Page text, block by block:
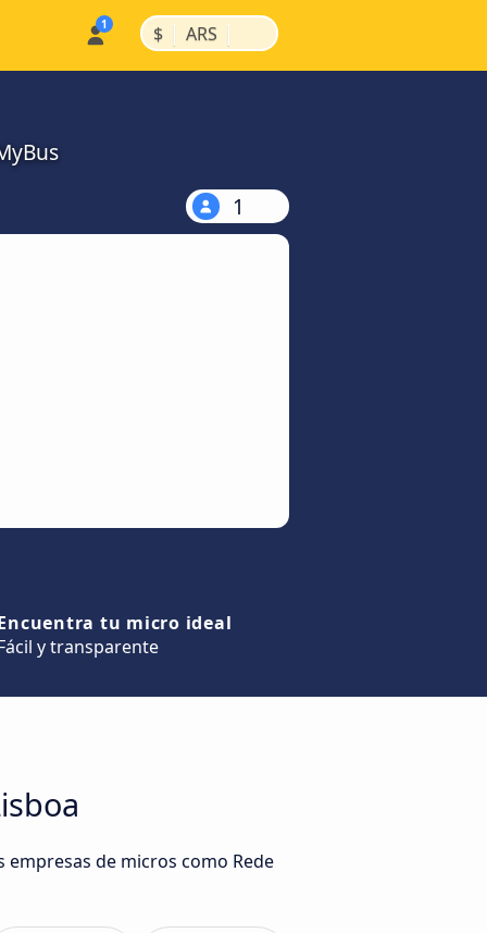
$ | ARS |
1
tu micro ideal
y transparente
empresas de micros como Rede